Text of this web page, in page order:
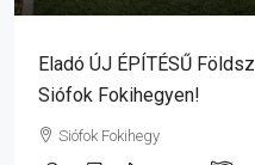
Eladó ÚJ ÉPÍTÉSŰ
Siófok Fokihegyen!
Siófok Fokihegy